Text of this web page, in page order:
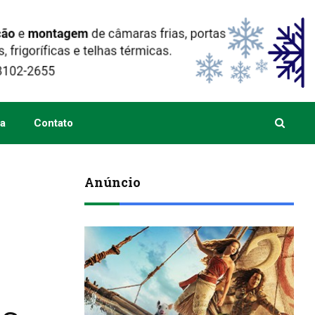
Contato
Anúncio